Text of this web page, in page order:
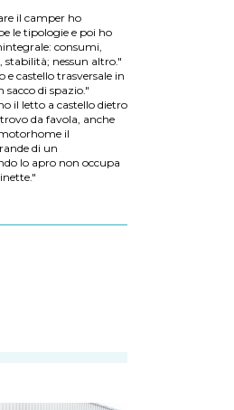
il camper ho
le tipologie e poi ho
consumi,
nessun altro."
e castello trasversale in
sacco di spazio."
il letto a castello dietro
da favola, anche
il
di un
lo apro non occupa